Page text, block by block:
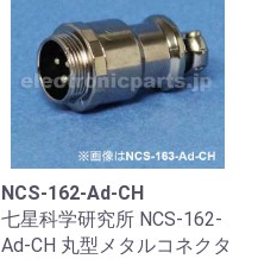
NCS-162-Ad-CH
七星科学研究所 NCS-162-
Ad-CH 丸型メタルコネクタ